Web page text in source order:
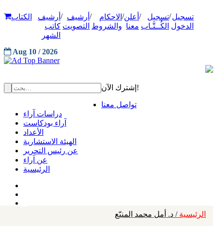
تسجيل
الدخول
/تسجيل
الكُــتَّـاب
/ أعلن
معنا
/ الاحكام
والشروط
/ أرشيف
التصويت
/ أرشيف
كاتب
الشهر
الكتاب
Aug 10 / 2026
إشترك الآن!
تواصل معنا
دراسات آراء
آراء بودكاست
الأعداد
الهيئة الاستشارية
عن رئيس التحرير
عن آراء
الرئيسية
الرئيسية / د. أمل محمد المنيّع